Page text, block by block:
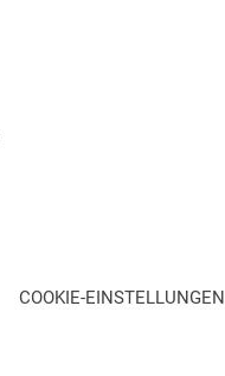
COOKIE-EINSTELLUNGEN